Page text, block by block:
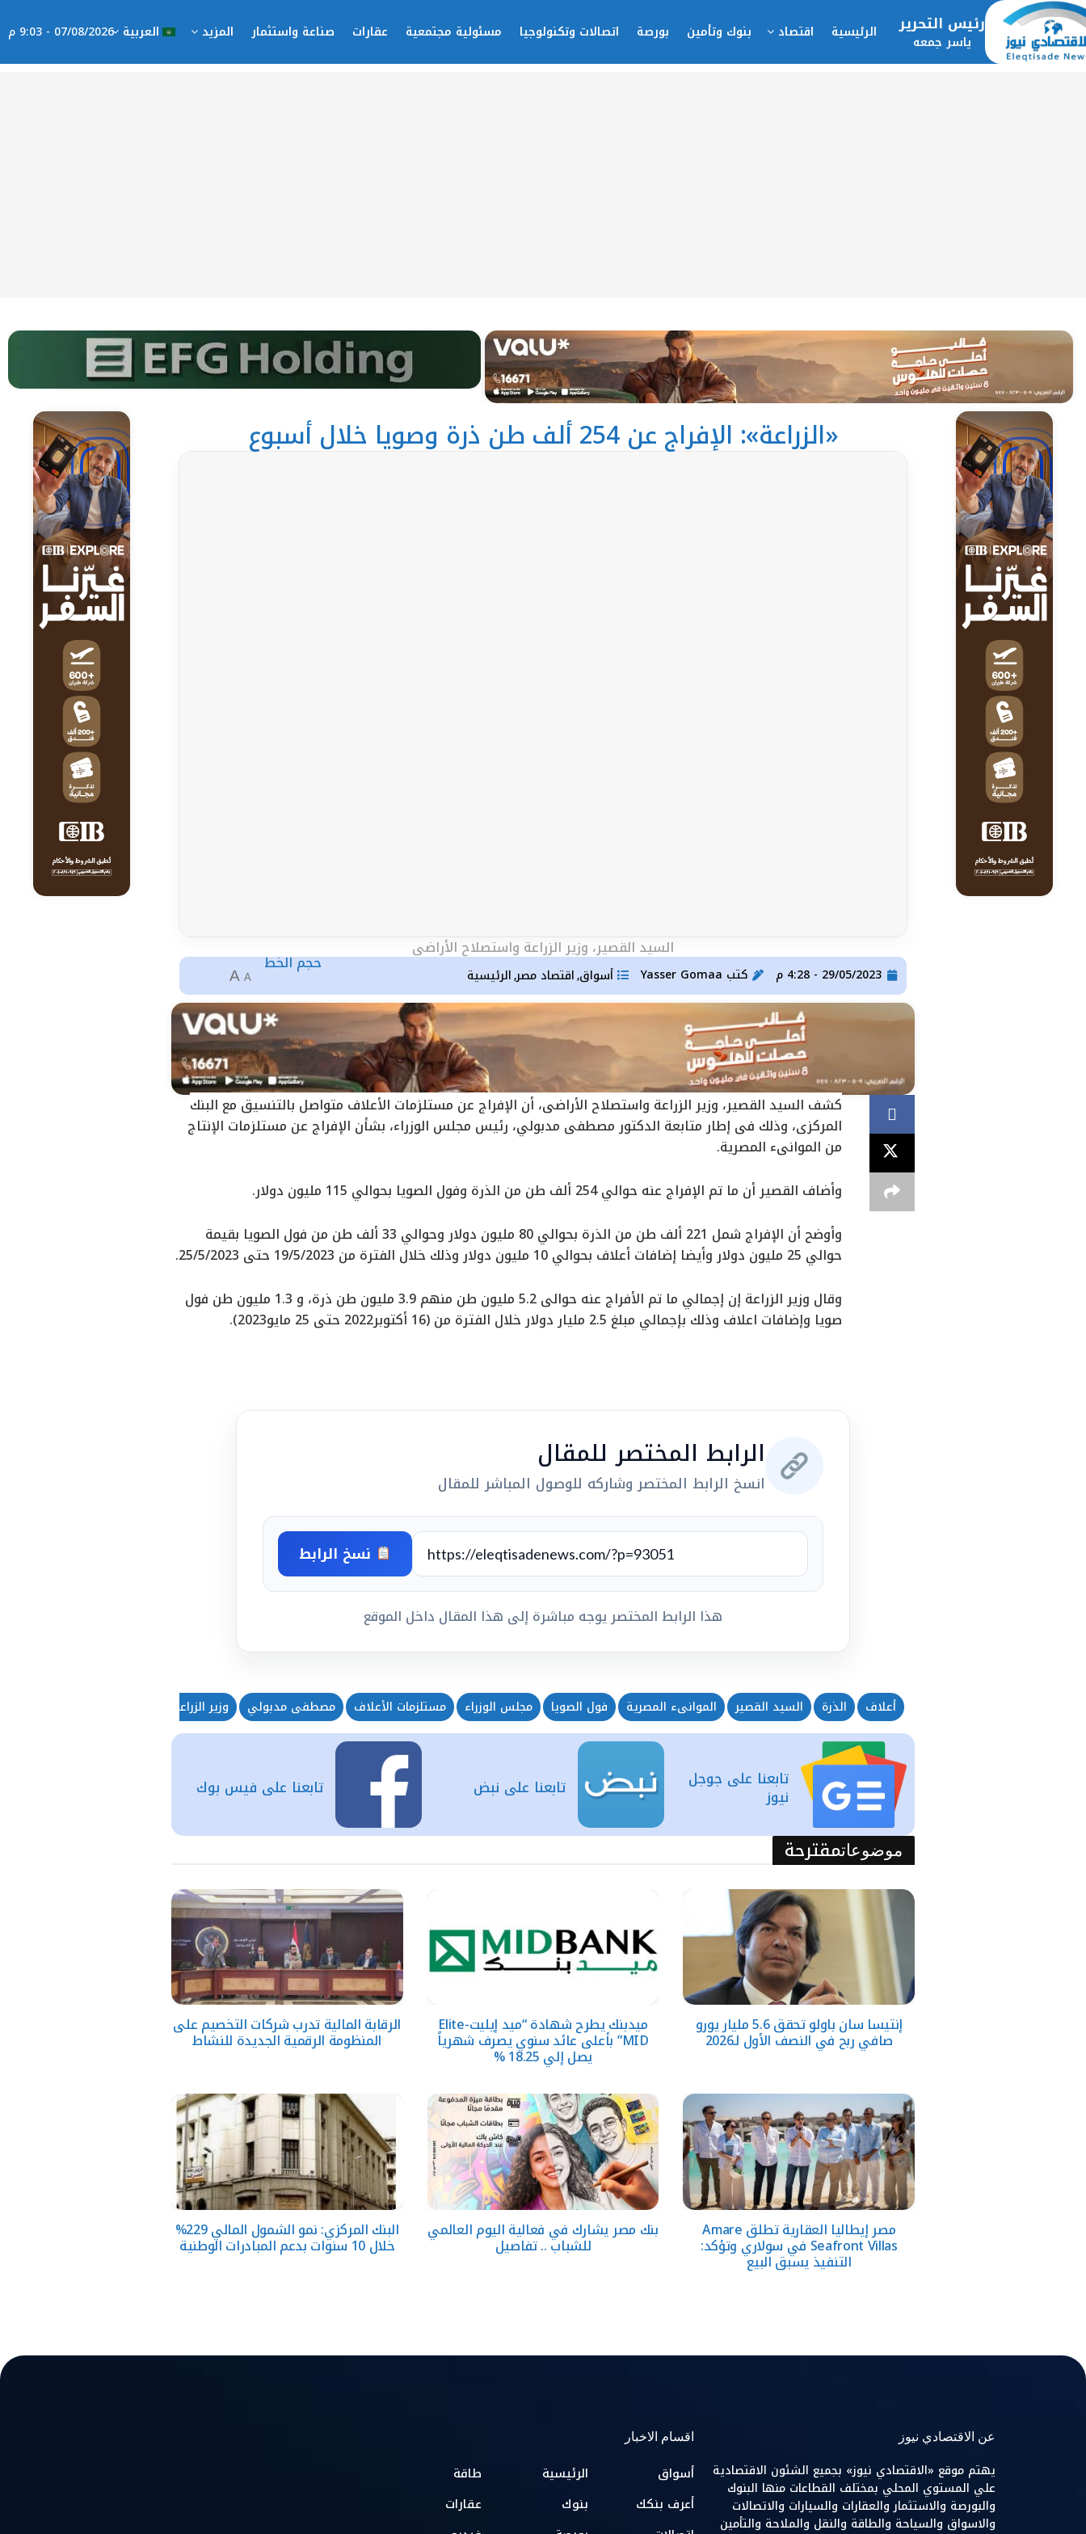
رئيس التحرير
ياسر جمعه الرئيسية اقتصاد بنوك وتأمين بورصة اتصالات وتكنولوجيا مسئولية مجتمعية عقارات صناعة واستثمار المزيد العربية 07/08/2026 - 9:03 م
«الزراعة»: الإفراج عن 254 ألف طن ذرة وصويا خلال أسبوع
السيد القصير، وزير الزراعة واستصلاح الأراضي
29/05/2023 - 4:28 م كتب أسواق, اقتصاد مصر, الرئيسية
حجم الخط
A
A
كشف السيد القصير، وزير الزراعة واستصلاح الأراضي، أن الإفراج عن مستلزمات الأعلاف متواصل بالتنسيق مع البنك
المركزي، وذلك في إطار متابعة الدكتور مصطفى مدبولي، رئيس مجلس الوزراء، بشأن الإفراج عن مستلزمات الإنتاج
من الموانىء المصرية.
وأضاف القصير أن ما تم الإفراج عنه حوالي 254 ألف طن من الذرة وفول الصويا بحوالي 115 مليون دولار.
وأوضح أن الإفراج شمل 221 ألف طن من الذرة بحوالي 80 مليون دولار وحوالي 33 ألف طن من فول الصويا بقيمة
حوالي 25 مليون دولار وأيضا إضافات أعلاف بحوالي 10 مليون دولار وذلك خلال الفترة من 19/5/2023 حتى 25/5/2023.
وقال وزير الزراعة إن إجمالي ما تم الأفراج عنه حوالى 5.2 مليون طن منهم 3.9 مليون طن ذرة، و 1.3 مليون طن فول
صويا وإضافات اعلاف وذلك بإجمالي مبلغ 2.5 مليار دولار خلال الفترة من (16 أكتوبر2022 حتى 25 مايو2023).
الرابط المختصر للمقال
انسخ الرابط المختصر وشاركه للوصول المباشر للمقال
نسخ الرابط
هذا الرابط المختصر يوجه مباشرة إلى هذا المقال داخل الموقع
أعلاف الذرة السيد القصير الموانىء المصرية فول الصويا مجلس الوزراء مستلزمات الأعلاف مصطفى مدبولي وزير الزراعة
تابعنا على فيس بوك تابعنا على نبض تابعنا على جوجل
نيوز
موضوعاتمقترحة
إنتيسا سان باولو تحقق 5.6 مليار يورو
صافي ربح في النصف الأول لـ2026
ميدبنك يطرح شهادة “ميد إيليت-Elite
MID” بأعلى عائد سنوي يصرف شهرياً
يصل إلي 18.25 %
الرقابة المالية تدرب شركات التخصيم على
المنظومة الرقمية الجديدة للنشاط
مصر إيطاليا العقارية تطلق Amare
Seafront Villas في سولاري وتؤكد:
التنفيذ يسبق البيع
بنك مصر يشارك في فعالية اليوم العالمي
للشباب .. تفاصيل
البنك المركزي: نمو الشمول المالي 229%
خلال 10 سنوات بدعم المبادرات الوطنية
عن الاقتصادي نيوز
يهتم موقع «الاقتصادي نيوز» بجميع الشئون الاقتصادية
علي المستوي المحلي بمختلف القطاعات منها البنوك
والبورصة والاستثمار والعقارات والسيارات والاتصالات
والاسواق والسياحة والطاقة والنقل والملاحة والتأمين
اقسام الاخبار
أسواق
أعرف بنكك
الرئيسية
بنوك
طاقة
عقارات